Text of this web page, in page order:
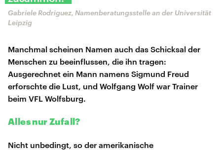
Gabriele Rodriguez, Namenberatungsstelle an der Universität
Leipzig
Manchmal scheinen Namen auch das Schicksal der
Menschen zu beeinflussen, die ihn tragen:
Ausgerechnet ein Mann namens Sigmund Freud
erforschte die Lust, und Wolfgang Wolf war Trainer
beim VFL Wolfsburg.
Alles nur Zufall?
Nicht unbedingt, so der amerikanische